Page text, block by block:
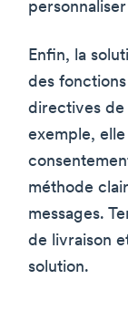
Enfin, la
des
directives de
exemple,
méthode
messages.
de livraison
solution.